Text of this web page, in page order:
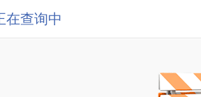
在查询中